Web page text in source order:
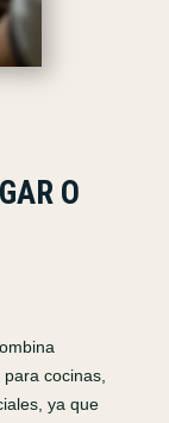
O
cocinas,
ya que